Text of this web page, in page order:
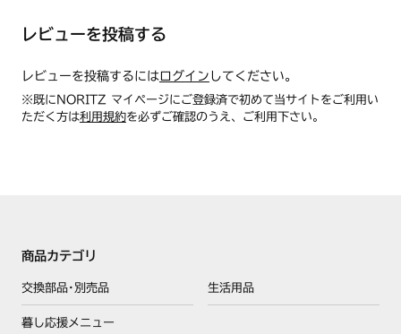
レビューを投稿する
レビューを投稿するにはログイン してください。
※既にNORITZ マイページにご登録済で初めて当サイトをご利用い
ただく方は利用規約を必ずご確認のうえ、ご利用下さい。
商品カテゴリ
交換部品･別売品 生活用品
暮し応援メニュー